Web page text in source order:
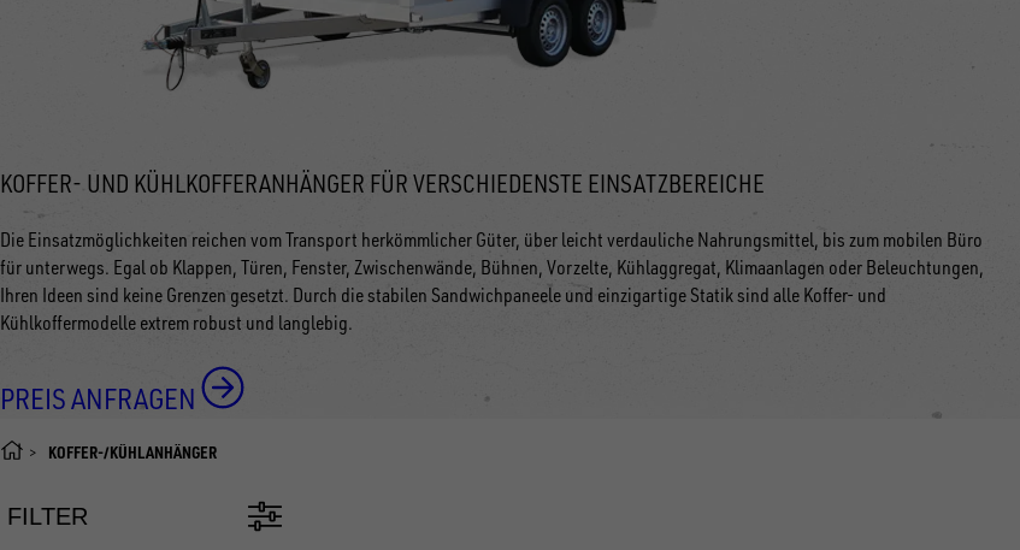
KOFFER- UND KÜHLKOFFERANHÄNGER FÜR VERSCHIEDENSTE EINSATZBEREICHE
Die Einsatzmöglichkeiten reichen vom Transport herkömmlicher Güter, über leicht verdauliche Nahrungsmittel, bis zum mobilen Büro
für unterwegs. Egal ob Klappen, Türen, Fenster, Zwischenwände, Bühnen, Vorzelte, Kühlaggregat, Klimaanlagen oder Beleuchtungen,
Ihren Ideen sind keine Grenzen gesetzt. Durch die stabilen Sandwichpaneele und einzigartige Statik sind alle Koffer- und
Kühlkoffermodelle extrem robust und langlebig.
PREIS ANFRAGEN
KOFFER-/KÜHLANHÄNGER
FILTER